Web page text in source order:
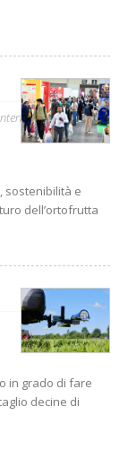
sponsorizzato
sostenibilità e
dell’ortofrutta
in grado di fare
decine di